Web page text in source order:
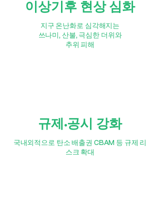
이상기후 현상 심화
지구 온난화로 심각해지는
쓰나미, 산불, 극심한 더위와
추위 피해
규제·공시 강화
국내외적으로 탄소 배출권 CBAM 등 규제 리
스크 확대